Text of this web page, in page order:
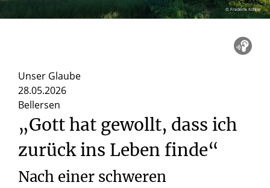
© Frederik Köhler
Unser Glaube
28.05.2026
Bellersen
„Gotthat gewollt, dass ich
zurückins Leben finde“
Nach einer schweren